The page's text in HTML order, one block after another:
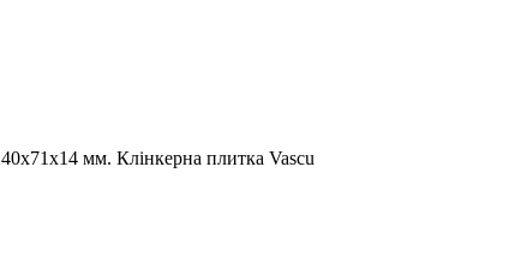
мм. Клінкерна плитка Vascu